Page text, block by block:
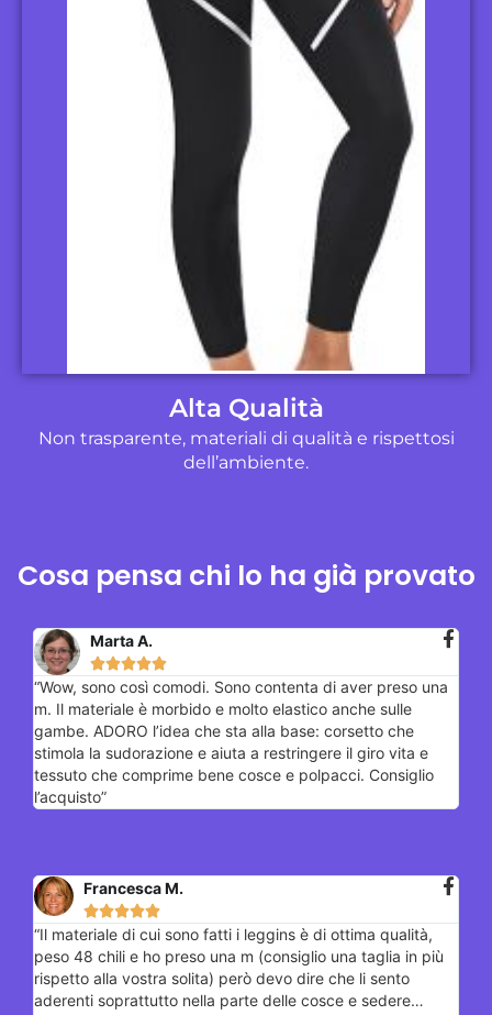
Alta Qualità
Non trasparente, materiali di qualità e rispettosi
dell’ambiente.
Cosa pensa chi lo ha già provato
Marta A.

“Wow, sono così comodi. Sono contenta di aver preso una
m. Il materiale è morbido e molto elastico anche sulle
gambe. ADORO l’idea che sta alla base: corsetto che
stimola la sudorazione e aiuta a restringere il giro vita e
tessuto che comprime bene cosce e polpacci. Consiglio
l’acquisto”
Francesca M.

“Il materiale di cui sono fatti i leggins è di ottima qualità,
peso 48 chili e ho preso una m (consiglio una taglia in più
rispetto alla vostra solita) però devo dire che li sento
aderenti soprattutto nella parte delle cosce e sedere…